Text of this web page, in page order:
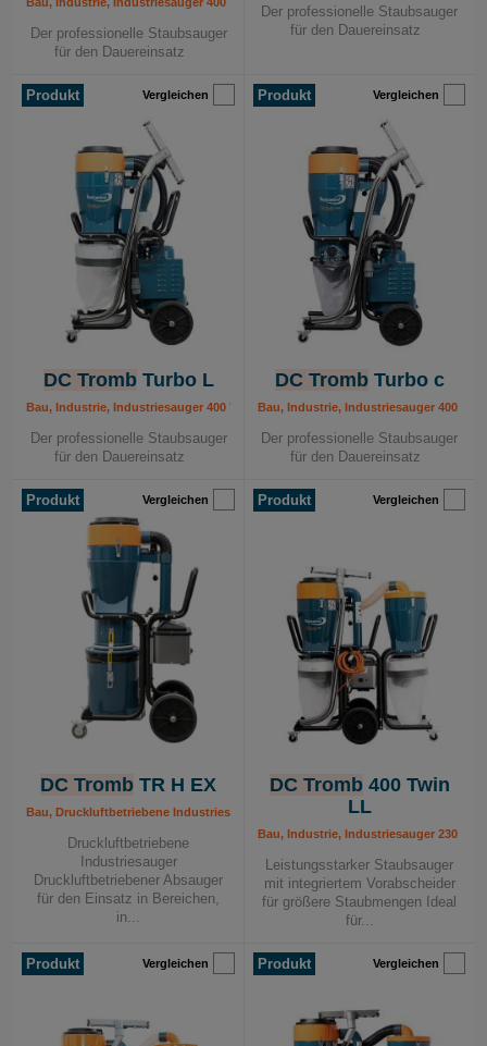
Der professionelle Staubsauger
für den Dauereinsatz
Der professionelle Staubsauger
für den Dauereinsatz
Vergleichen
Produkt
DC TrombTurbo L
Bau, Industrie, Industriesauger 400 V, Mobile Absauggeräte
Der professionelle Staubsauger
für den Dauereinsatz
Vergleichen
Produkt
DC TrombTurbo c
Bau, Industrie, Industriesauger 400 V,
Der professionelle Staubsauger
für den Dauereinsatz
Vergleichen
Produkt
DC Tromb TR H EX
Bau, Druckluftbetriebene Industriesauger, EX-Linie, Industrie, Mobile
Druckluftbetriebene
Industriesauger
Druckluftbetriebener Absauger
für den Einsatz in Bereichen,
in...
Vergleichen
Produkt
DC Tromb400 Twin
LL
Bau, Industrie, Industriesauger 230 V,
Leistungsstarker Staubsauger
mit integriertem Vorabscheider
für größere Staubmengen Ideal
für...
Vergleichen
Produkt Vergleichen
Produkt